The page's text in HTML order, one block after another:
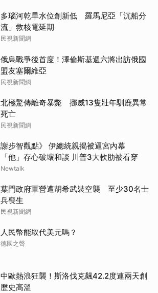
多瑙河乾旱水位創新低 羅馬尼亞「沉船分
流」救核電延期
民視新聞網
俄烏戰爭後首度！澤倫斯基週六將出訪俄國
盟友塞爾維亞
民視新聞網
北極驚傳離奇暴斃 挪威13隻壯年馴鹿異常
死亡
民視新聞網
謝步智觀點》 伊總統親揭被逼宮內幕
「他」存心破壞和談 川普3大軟肋被看穿
Newtalk
葉門政府軍營遭胡希武裝空襲 至少30名士
兵喪生
民視新聞網
人民幣能取代美元嗎？
德國之聲
中歐熱浪狂襲！斯洛伐克飆42.2度連兩天創
歷史高溫